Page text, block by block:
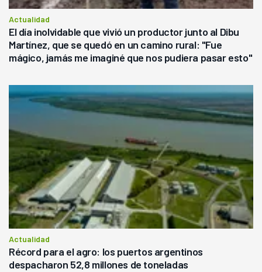
Actualidad
El día inolvidable que vivió un productor junto al Dibu
Martínez, que se quedó en un camino rural: "Fue
mágico, jamás me imaginé que nos pudiera pasar esto"
Actualidad
Récord para el agro: los puertos argentinos
despacharon 52,8 millones de toneladas